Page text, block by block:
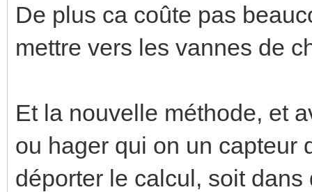
De plus ca coûte pas
mettre vers les vannes de
Et la nouvelle méthode, et
ou hager qui on un capteur
déporter le calcul, soit